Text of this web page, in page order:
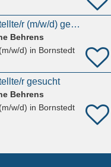
Zahnmedizinische/r Fachangestellte/r (m/w/d) gesucht
Behrens
w/d) in Bornstedt
r gesucht
Behrens
w/d) in Bornstedt